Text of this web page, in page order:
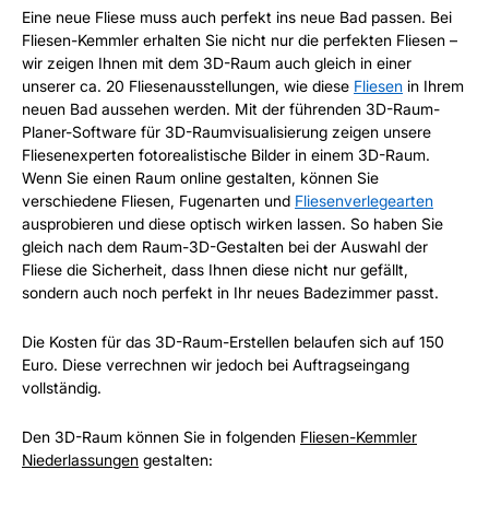
Eine neue Fliese muss auch perfekt ins neue Bad passen. Bei
Fliesen-Kemmler erhalten Sie nicht nur die perfekten Fliesen –
wir zeigen Ihnen mit dem 3D-Raum auch gleich in einer
unserer ca. 20 Fliesenausstellungen, wie diese Fliesen in Ihrem
neuen Bad aussehen werden. Mit der führenden 3D-Raum-
Planer-Software für 3D-Raumvisualisierung zeigen unsere
Fliesenexperten fotorealistische Bilder in einem 3D-Raum.
Wenn Sie einen Raum online gestalten, können Sie
verschiedene Fliesen, Fugenarten und Fliesenverlegearten
ausprobieren und diese optisch wirken lassen. So haben Sie
gleich nach dem Raum-3D-Gestalten bei der Auswahl der
Fliese die Sicherheit, dass Ihnen diese nicht nur gefällt,
sondern auch noch perfekt in Ihr neues Badezimmer passt.
Die Kosten für das 3D-Raum-Erstellen belaufen sich auf 150
Euro. Diese verrechnen wir jedoch bei Auftragseingang
vollständig.
Den 3D-Raum können Sie in folgenden Fliesen-Kemmler
Niederlassungen gestalten: